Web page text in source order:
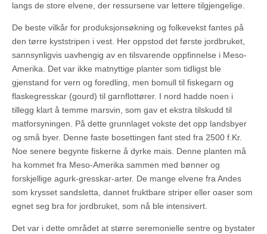
langs de store elvene, der ressursene var lettere tilgjengelige.
De beste vilkår for produksjonsøkning og folkevekst fantes på
den tørre kyststripen i vest. Her oppstod det første jordbruket,
sannsynligvis uavhengig av en tilsvarende oppfinnelse i Meso-
Amerika. Det var ikke matnyttige planter som tidligst ble
gjenstand for vern og foredling, men bomull til fiskegarn og
flaskegresskar (gourd) til garnflottører. I nord hadde noen i
tillegg klart å temme marsvin, som gav et ekstra tilskudd til
matforsyningen. På dette grunnlaget vokste det opp landsbyer
og små byer. Denne faste bosettingen fant sted fra 2500 f.Kr.
Noe senere begynte fiskerne å dyrke mais. Denne planten må
ha kommet fra Meso-Amerika sammen med bønner og
forskjellige agurk-gresskar-arter. De mange elvene fra Andes
som krysset sandsletta, dannet fruktbare striper eller oaser som
egnet seg bra for jordbruket, som nå ble intensivert.
Det var i dette området at større seremonielle sentre og bystater